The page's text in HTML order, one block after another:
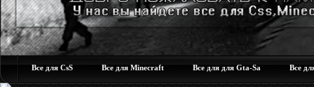
Все для CsS Все для Minecraft Все для для Gta-Sa Все